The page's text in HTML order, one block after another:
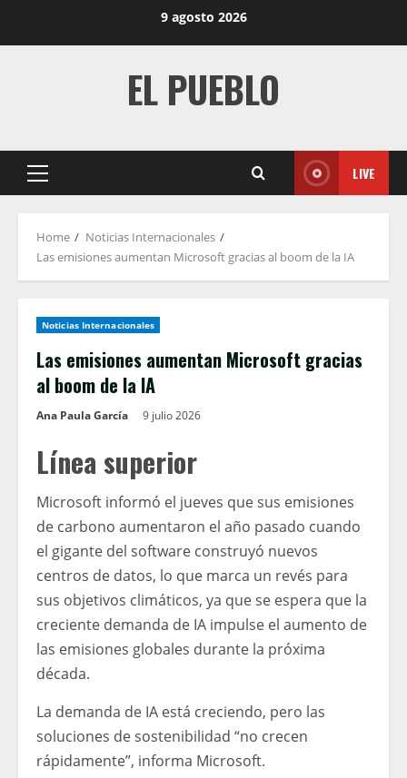
9 agosto 2026
EL PUEBLO
Primary
LIVE
Home
Noticias Internacionales
Las emisiones aumentan Microsoft gracias al boom de la IA
Noticias Internacionales
Las emisiones aumentan Microsoft gracias
al boom de la IA
Ana Paula García 9 julio 2026
Línea superior
Microsoft informó el jueves que sus emisiones
de carbono aumentaron el año pasado cuando
el gigante del software construyó nuevos
centros de datos, lo que marca un revés para
sus objetivos climáticos, ya que se espera que la
creciente demanda de IA impulse el aumento de
las emisiones globales durante la próxima
década.
La demanda de IA está creciendo, pero las
soluciones de sostenibilidad “no crecen
rápidamente”, informa Microsoft.